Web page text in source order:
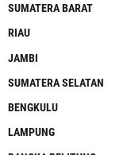
SUMATERA BARAT
RIAU
JAMBI
SUMATERA SELATAN
BENGKULU
LAMPUNG